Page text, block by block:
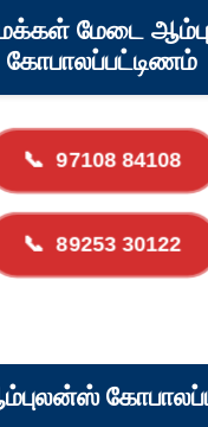
மக்கள் மேடை
கோபாலப்பட்டிணம்
📞 97108 84108
📞 89253 30122